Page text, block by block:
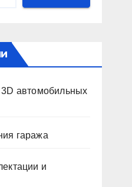
автомобильных
гаража
и